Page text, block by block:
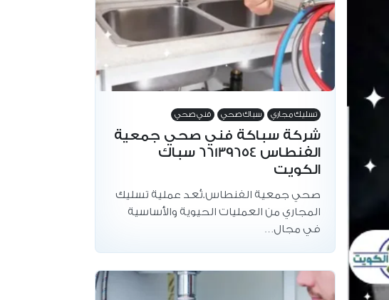
تسليك مجاري سباك صحي فني صحي
شركة سباكة فني صحي جمعية
الفنطاس 66139654 سباك
الكويت
صحي جمعية الفنطاس.تُعد عملية تسليك
المجاري من العمليات الحيوية والأساسية
في مجال…